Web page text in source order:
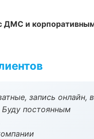
ДМС и
запись онлайн,
Буду постоянным